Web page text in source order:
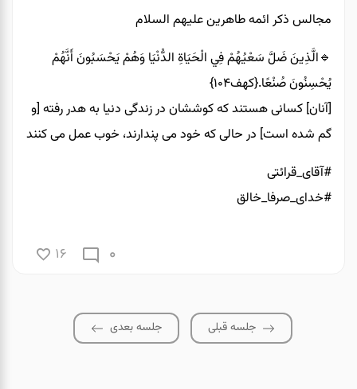
مجالس ذکر ائمه طاهرین علیهم السلام
🔹الَّذِينَ ضَلَّ سَعْيُهُمْ فِي الْحَيَاةِ الدُّنْيَا وَهُمْ يَحْسَبُونَ أَنَّهُمْ
يُحْسِنُونَ صُنْعًا.{کهف۱۰۴}
[آنان] کسانی هستند که کوششان در زندگی دنیا به هدر رفته [و
گم شده است] در حالی که خود می پندارند، خوب عمل می کنند
#آقای_قرائتی
#خدای_صرفا_خالق
0
16
جلسه قبلی جلسه بعدی